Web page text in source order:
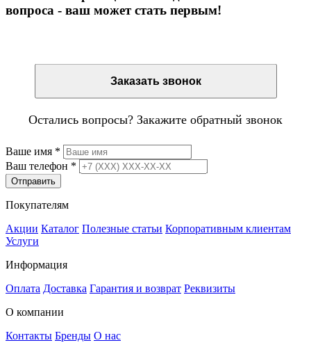
вопроса - ваш может стать первым!
Заказать звонок
Остались вопросы? Закажите обратный звонок
Ваше имя *
Ваш телефон *
Отправить
Покупателям
Акции Каталог Полезные статьи Корпоративным клиентам
Услуги
Информация
Оплата Доставка Гарантия и возврат Реквизиты
О компании
Контакты Бренды О нас